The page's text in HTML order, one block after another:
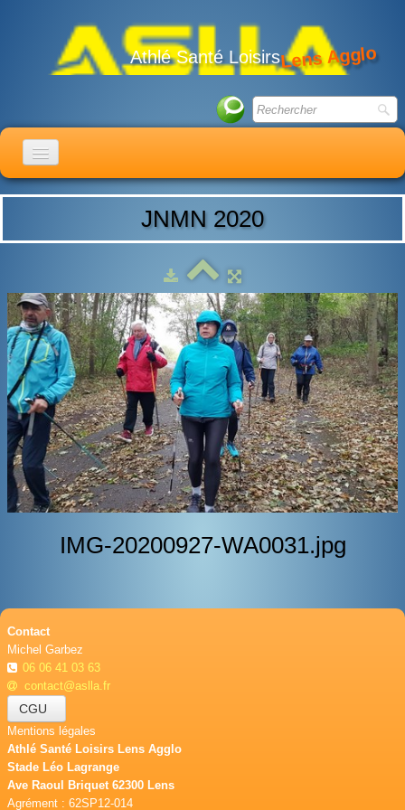
Athlé Santé LoisirsLens Agglo
ACCUEIL
ACTUALITÉS
CALENDRIER
ADHÉSION
LIENS
BOUTIQUE
CONTACT
PHOTOS▼
DONS
JNMN 2020
IMG-20200927-WA0031.jpg
Contact
Michel Garbez
06 06 41 03 63
contact@aslla.fr
CGU
Mentions légales
Athlé Santé Loisirs Lens Agglo
Stade Léo Lagrange
Ave Raoul Briquet 62300 Lens
Agrément : 62SP12-014